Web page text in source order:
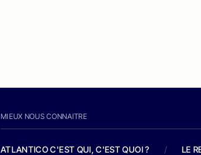
MIEUX NOUS CONNAITRE
ATLANTICO C'EST QUI, C'EST QUOI ? / LE